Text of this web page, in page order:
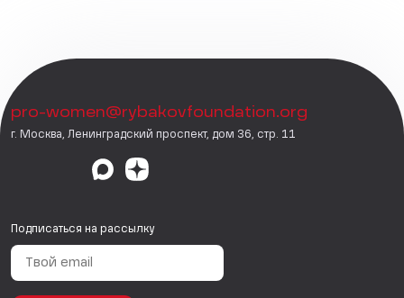
pro-women@rybakovfoundation.org
г. Москва, Ленинградский проспект, дом 36, стр. 11
Подписаться на рассылку